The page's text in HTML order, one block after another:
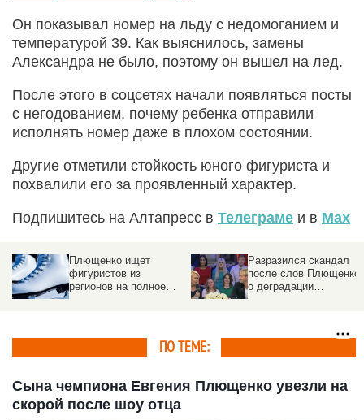
Он показывал номер на льду с недомоганием и
температурой 39. Как выяснилось, замены
Александра не было, поэтому он вышел на лед.
После этого в соцсетях начали появляться посты
с негодованием, почему ребенка отправили
исполнять номер даже в плохом состоянии.
Другие отметили стойкость юного фигуриста и
похвалили его за проявленный характер.
Подпишитесь на Алтапресс в Телеграме и в Max
Плющенко ищет
фигуристов из
регионов на полное
Разразился скандал
после слов Плющенко
о деградации
ПО ТЕМЕ:
Сына чемпиона Евгения Плющенко увезли на
скорой после шоу отца